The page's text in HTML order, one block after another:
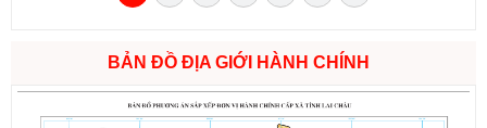
BẢN ĐỒ ĐỊA GIỚI HÀNH CHÍNH